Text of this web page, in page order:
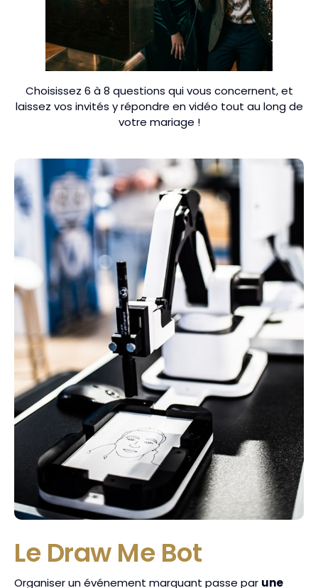
Choisissez 6 à 8 questions qui vous concernent, et
laissez vos invités y répondre en vidéo tout au long de
votre mariage !
Le Draw Me Bot
Organiser un événement marquant passe par une